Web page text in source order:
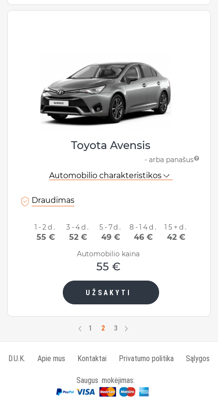
Toyota Avensis
- arba panašus
Automobilio charakteristikos
Draudimas
1-2d.
55 €
3-4d.
52 €
5-7d.
49 €
8-14d.
46 €
15+d.
42 €
Automobilio kaina
55 €
UŽSAKYTI
< 1 2 3 >
D.U.K. Apie mus Kontaktai Privatumo politika Sąlygos
Saugus mokėjimas: